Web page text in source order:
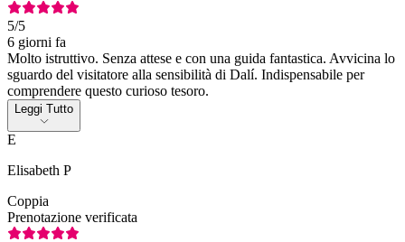
5/5
6 giorni fa
Molto istruttivo. Senza attese e con una guida fantastica. Avvicina lo
sguardo del visitatore alla sensibilità di Dalí. Indispensabile per
comprendere questo curioso tesoro.
Leggi Tutto
E
Elisabeth P
Coppia
Prenotazione verificata